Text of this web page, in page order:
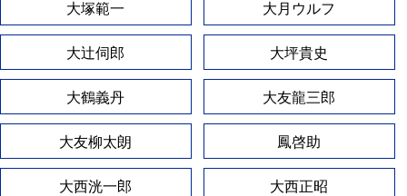
大塚範一 大月ウルフ
大辻伺郎 大坪貴史
大鶴義丹 大友龍三郎
大友柳太朗 鳳啓助
大西洸一郎 大西正昭